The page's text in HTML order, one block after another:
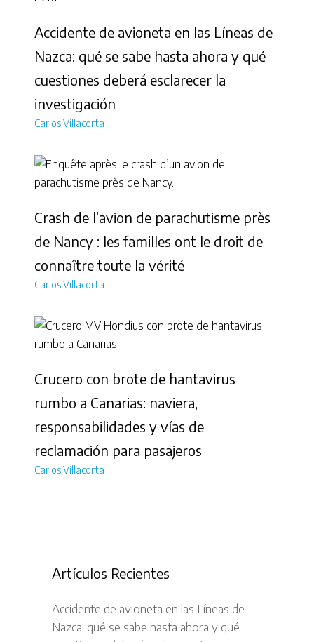
Accidente de avioneta en las Líneas de
Nazca: qué se sabe hasta ahora y qué
cuestiones deberá esclarecer la
investigación
Carlos Villacorta
Crash de l’avion de parachutisme près
de Nancy : les familles ont le droit de
connaître toute la vérité
Carlos Villacorta
Crucero con brote de hantavirus
rumbo a Canarias: naviera,
responsabilidades y vías de
reclamación para pasajeros
Carlos Villacorta
Artículos Recientes
Accidente de avioneta en las Líneas de
Nazca: qué se sabe hasta ahora y qué